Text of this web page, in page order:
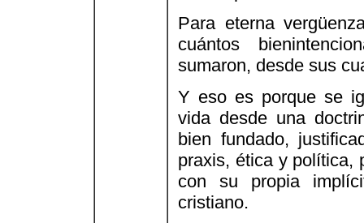
Para eterna
cuántos
sumaron, desde sus
Y eso es porque se
vida desde una
bien fundado,
praxis, ética y política,
con su propia
cristiano.